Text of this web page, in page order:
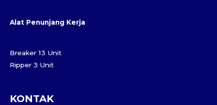
Alat Penunjang Kerja
Breaker 13 Unit
Ripper 3 Unit
KONTAK